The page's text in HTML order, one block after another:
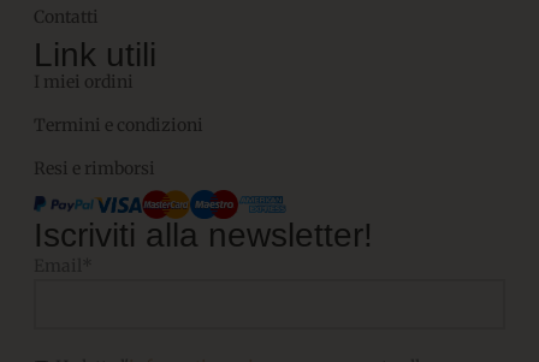
Contatti
Link utili
I miei ordini
Termini e condizioni
Resi e rimborsi
Iscriviti alla newsletter!